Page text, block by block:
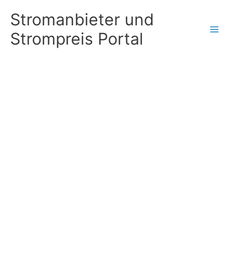
Inhalt
springen
Stromanbieter und
Strompreis Portal